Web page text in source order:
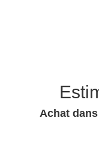
Achat